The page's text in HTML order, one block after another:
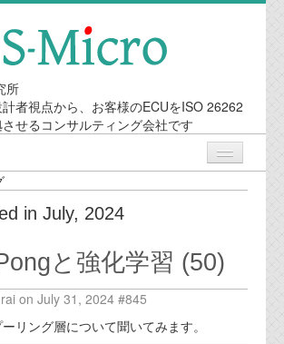
所
者視点から、お客様のECUをISO 26262
せるコンサルティング会社です
ンサルティング
in July, 2024
と強化学習 (50)
on July 31, 2024 #845
リング層について聞いてみます。